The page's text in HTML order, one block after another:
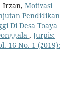
Irzan, Motivasi
Pendidikan
Di Desa Toaya
, Jurpis:
16 No. 1 (2019):